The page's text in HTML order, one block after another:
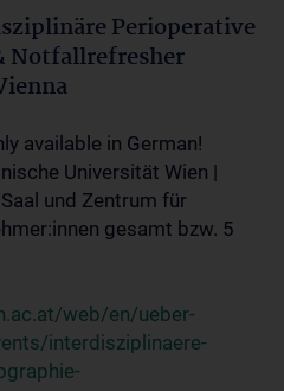
Perioperative
Notfallrefresher
available in German!
Universität Wien |
und Zentrum für
gesamt bzw. 5
web/en/ueber-
interdisziplinaere-